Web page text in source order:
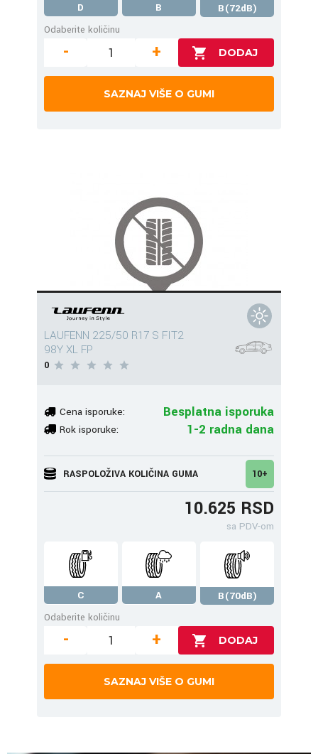
D B
B(72dB)
Odaberite količinu
- +
SAZNAJ VIŠE O GUMI
LAUFENN 225/50 R17 S FIT2
98Y XL FP
0
Cena isporuke: Besplatna isporuka
Rok isporuke: 1-2 radna dana
RASPOLOŽIVA KOLIČINA GUMA 10+
10.625 RSD
sa PDV-om
C A
B(70dB)
Odaberite količinu
- +
SAZNAJ VIŠE O GUMI